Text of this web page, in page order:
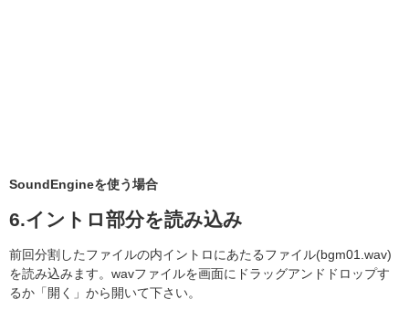
SoundEngineを使う場合
6.イントロ部分を読み込み
前回分割したファイルの内イントロにあたるファイル(bgm01.wav)
を読み込みます。wavファイルを画面にドラッグアンドドロップす
るか「開く」から開いて下さい。